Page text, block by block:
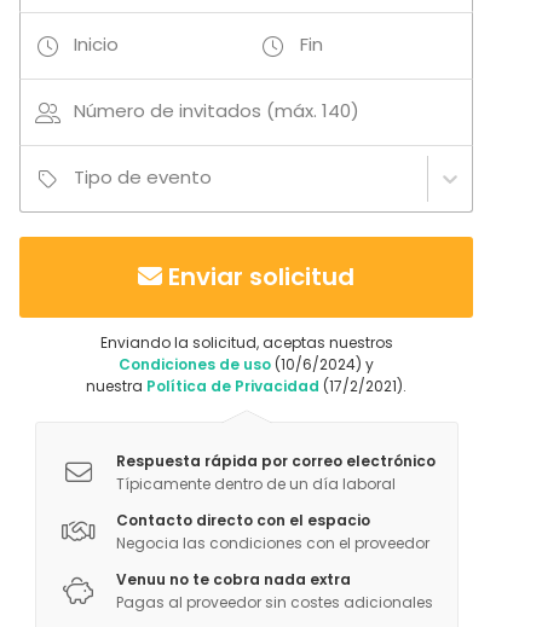
Tipo de espacio
Espacio multiuso
Castillo / Palacio
Cine / Teatro
Espacio recreativo
Más información sobre actividades
Inicio Fin
Número de invitados (máx. 140)
Tipo de evento
Enviar solicitud
Enviando la solicitud, aceptas nuestros
Condiciones de uso (10/6/2024) y
nuestra Política de Privacidad (17/2/2021).
Respuesta rápida por correo electrónico
Típicamente dentro de un día laboral
Contacto directo con el espacio
Negocia las condiciones con el proveedor
Venuu no te cobra nada extra
Pagas al proveedor sin costes adicionales